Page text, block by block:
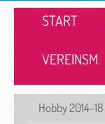
START
VEREINSM.
Hobby 2014-18